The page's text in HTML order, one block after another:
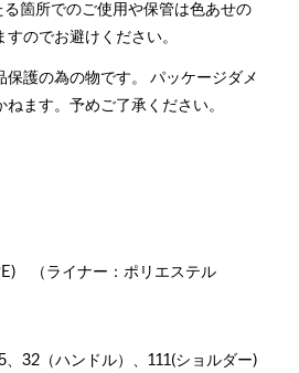
箇所でのご使用や保管は色あせの
のでお避けください。
護の為の物です。 パッケージダメ
ます。予めご了承ください。
（ライナー：ポリエステル
32（ハンドル）、111(ショルダー)